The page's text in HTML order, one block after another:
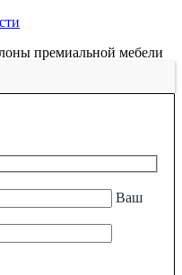
премиальной мебели
Ваш